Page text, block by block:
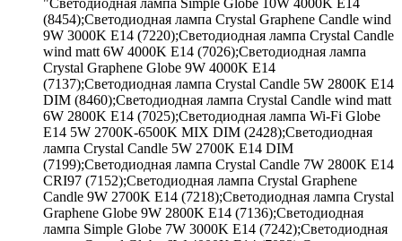
(8454);Светодиодная лампа Crystal Graphene Candle wind
9W 3000K E14 (7220);Светодиодная лампа Crystal Candle
wind matt 6W 4000K E14 (7026);Светодиодная лампа
Crystal Graphene Globe 9W 4000K E14
(7137);Светодиодная лампа Crystal Candle 5W 2800K E14
DIM (8460);Светодиодная лампа Crystal Candle wind matt
6W 2800K E14 (7025);Светодиодная лампа Wi-Fi Globe
E14 5W 2700K-6500K MIX DIM (2428);Светодиодная
лампа Crystal Candle 5W 2700K E14 DIM
(7199);Светодиодная лампа Crystal Candle 7W 2800K E14
CRI97 (7152);Светодиодная лампа Crystal Graphene
Candle 9W 2700K E14 (7218);Светодиодная лампа Crystal
Graphene Globe 9W 2800K E14 (7136);Светодиодная
лампа Simple Globe 7W 3000K E14 (7242);Светодиодная